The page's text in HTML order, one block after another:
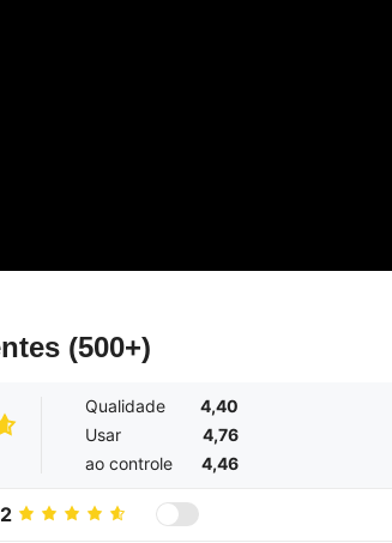
(500+)
Qualidade
4,40
Usar
4,76
ao controle
4,46